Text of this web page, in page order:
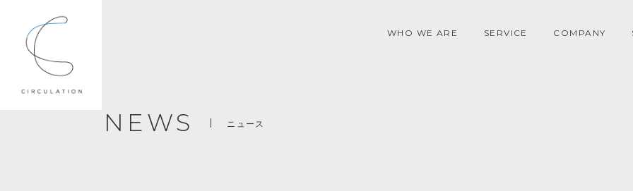
WHO WE ARE SERVICE COMPANY
NEWS ニュース